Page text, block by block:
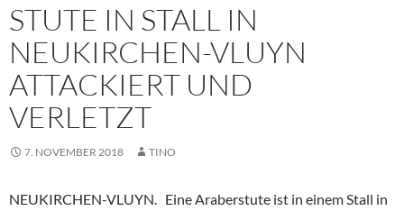
STUTE IN STALL IN
NEUKIRCHEN-VLUYN
ATTACKIERT UND
VERLETZT
7. NOVEMBER 2018 TINO
NEUKIRCHEN-VLUYN. Eine Araberstute ist in einem Stall in